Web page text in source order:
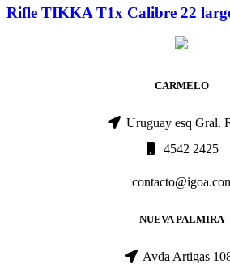
Rifle TIKKA T1x Calibre 22
CARMELO
Uruguay esq Gral.
4542 2425
NUEVA PALMIRA
Avda Artigas